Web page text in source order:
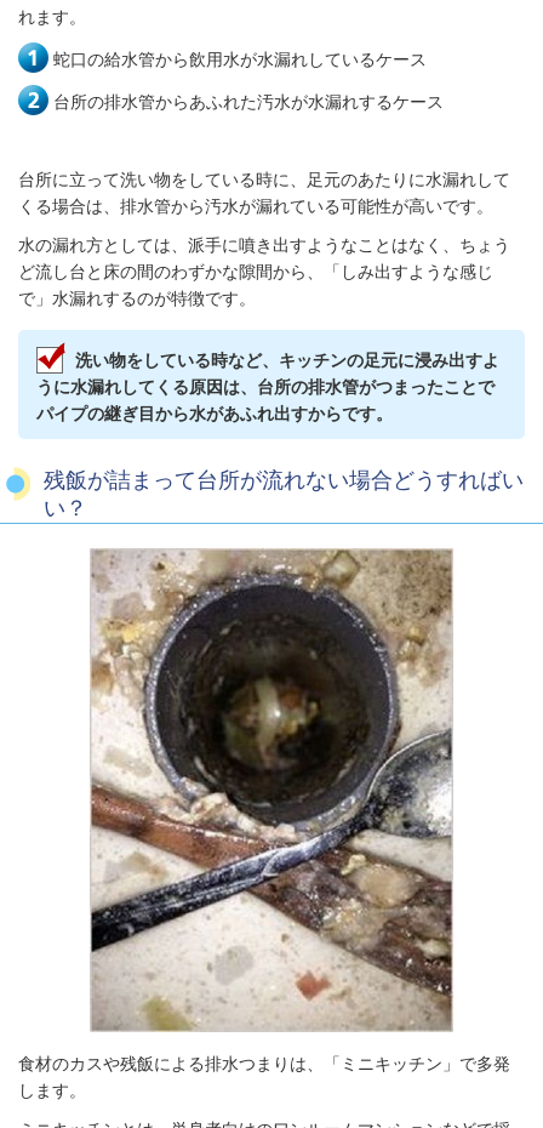
れます。
蛇口の給水管から飲用水が水漏れしているケース
台所の排水管からあふれた汚水が水漏れするケース
台所に立って洗い物をしている時に、足元のあたりに水漏れして
くる場合は、排水管から汚水が漏れている可能性が高いです。
水の漏れ方としては、派手に噴き出すようなことはなく、ちょう
ど流し台と床の間のわずかな隙間から、「しみ出すような感じ
で」水漏れするのが特徴です。
洗い物をしている時など、キッチンの足元に浸み出すよ
うに水漏れしてくる原因は、台所の排水管がつまったことで
パイプの継ぎ目から水があふれ出すからです。
残飯が詰まって台所が流れない場合どうすればい
い？
食材のカスや残飯による排水つまりは、「ミニキッチン」で多発
します。